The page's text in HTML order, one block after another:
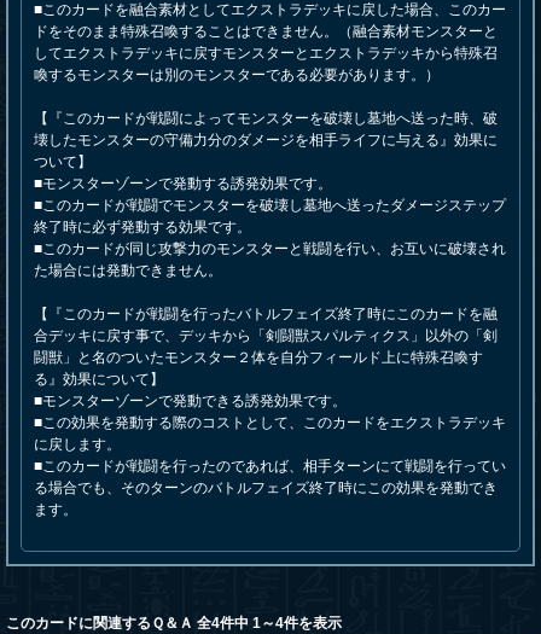
■このカードを融合素材としてエクストラデッキに戻した場合、このカー
ドをそのまま特殊召喚することはできません。（融合素材モンスターと
してエクストラデッキに戻すモンスターとエクストラデッキから特殊召
喚するモンスターは別のモンスターである必要があります。）
【『このカードが戦闘によってモンスターを破壊し墓地へ送った時、破
壊したモンスターの守備力分のダメージを相手ライフに与える』効果に
ついて】
■モンスターゾーンで発動する誘発効果です。
■このカードが戦闘でモンスターを破壊し墓地へ送ったダメージステップ
終了時に必ず発動する効果です。
■このカードが同じ攻撃力のモンスターと戦闘を行い、お互いに破壊され
た場合には発動できません。
【『このカードが戦闘を行ったバトルフェイズ終了時にこのカードを融
合デッキに戻す事で、デッキから「剣闘獣スパルティクス」以外の「剣
闘獣」と名のついたモンスター２体を自分フィールド上に特殊召喚す
る』効果について】
■モンスターゾーンで発動できる誘発効果です。
■この効果を発動する際のコストとして、このカードをエクストラデッキ
に戻します。
■このカードが戦闘を行ったのであれば、相手ターンにて戦闘を行ってい
る場合でも、そのターンのバトルフェイズ終了時にこの効果を発動でき
ます。
このカードに関連するＱ＆Ａ 全4件中 1～4件を表示